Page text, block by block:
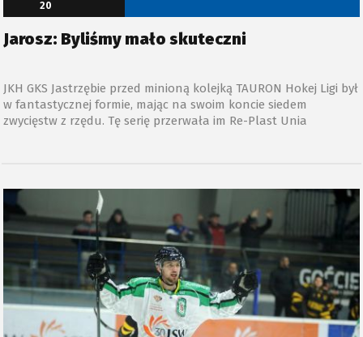
Jarosz: Byliśmy mało skuteczni
JKH GKS Jastrzębie przed minioną kolejką TAURON Hokej Ligi był
w fantastycznej formie, mając na swoim koncie siedem
zwycięstw z rzędu. Tę serię przerwała im Re-Plast Unia
20